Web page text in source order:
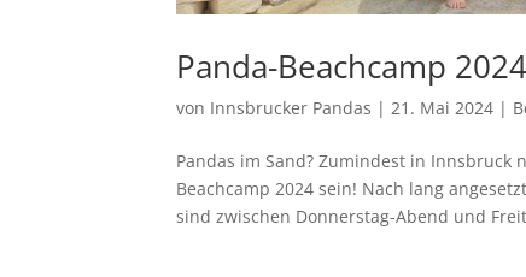
Panda-Beachcamp 2024
von Innsbrucker Pandas |21. Mai 2024 |
Pandas im Sand? Zumindest in
Beachcamp 2024 sein! Nach lang
sind zwischen Donnerstag-Abend und